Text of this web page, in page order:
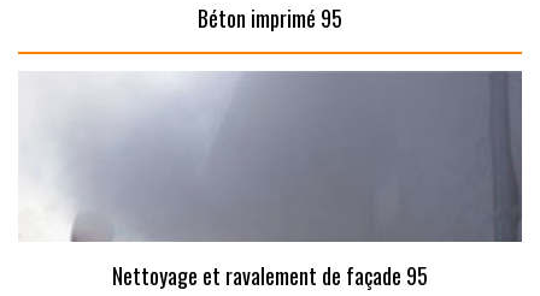
Béton imprimé 95
Nettoyage et ravalement de façade 95